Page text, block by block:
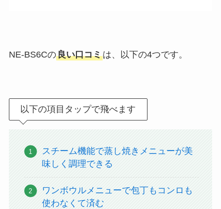
NE-BS6Cの良い口コミは、以下の4つです。
以下の項目タップで飛べます
スチーム機能で蒸し焼きメニューが美
味しく調理できる
ワンボウルメニューで包丁もコンロも
使わなくて済む